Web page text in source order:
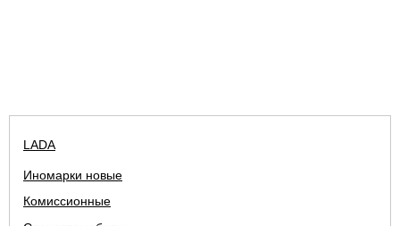
LADA
Иномарки новые
Комиссионные